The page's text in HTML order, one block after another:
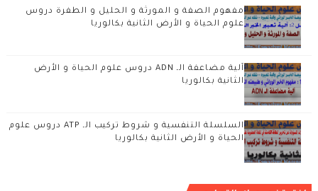
مفهوم الصفة و المورثة و الحليل و الطفرة دروس
علوم الحياة و الأرض الثانية بكالوريا
آلية مضاعفة الـ ADN دروس علوم الحياة و الأرض
الثانية بكالوريا
السلسلة التنفسية و شروط تركيب الـ ATP دروس علوم
الحياة و الأرض الثانية بكالوريا